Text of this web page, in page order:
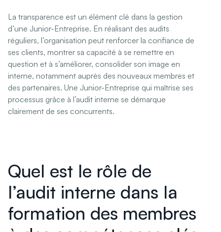
La transparence est un élément clé dans la gestion
d’une Junior-Entreprise. En réalisant des audits
réguliers, l’organisation peut renforcer la confiance de
ses clients, montrer sa capacité à se remettre en
question et à s’améliorer, consolider son image en
interne, notamment auprès des nouveaux membres et
des partenaires. Une Junior-Entreprise qui maîtrise ses
processus grâce à l’audit interne se démarque
clairement de ses concurrents.
Quel est le rôle de
l’audit interne dans la
formation des membres